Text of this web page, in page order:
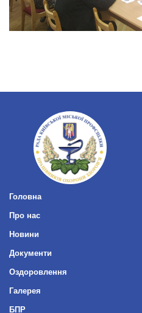
Головна
Про нас
Новини
Документи
Оздоровлення
Галерея
БПР